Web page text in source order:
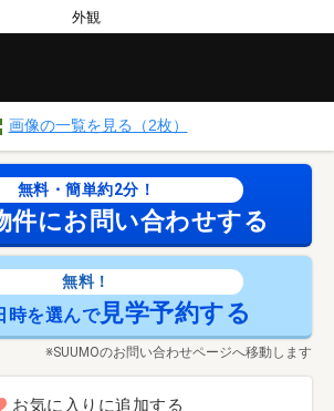
外観
画像の一覧を見る（2枚）
無料・簡単約2分！
件にお問い合わせする
無料！
時を選んで見学予約する
※SUUMOのお問い合わせページへ移動します
お気に入りに追加する